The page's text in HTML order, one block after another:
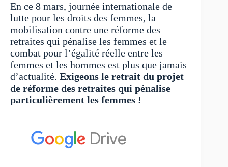
En ce 8 mars, journée internationale de
lutte pour les droits des femmes, la
mobilisation contre une réforme des
retraites qui pénalise les femmes et le
combat pour l’égalité réelle entre les
femmes et les hommes est plus que jamais
d’actualité. Exigeons le retrait du projet
de réforme des retraites qui pénalise
particulièrement les femmes !